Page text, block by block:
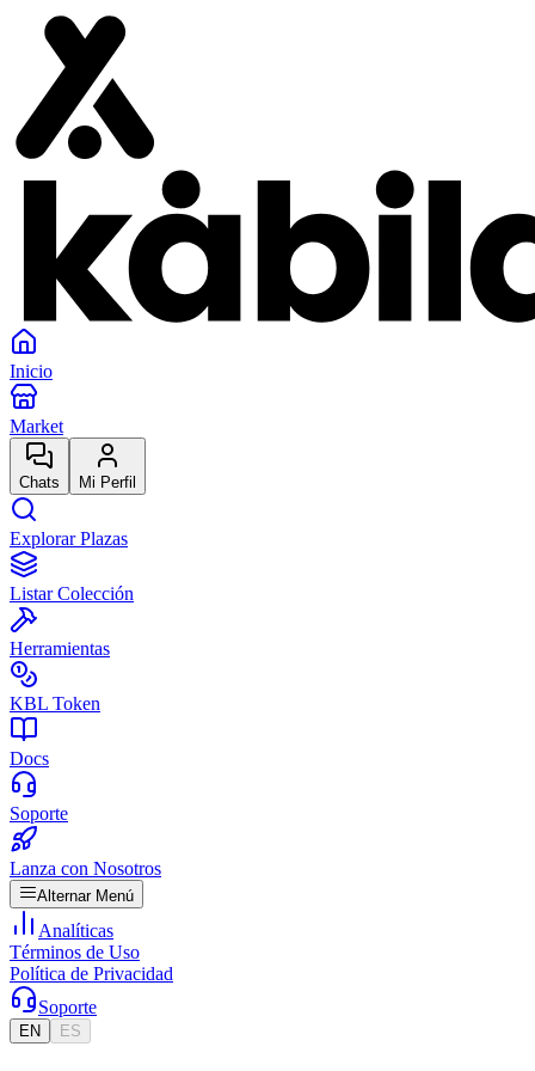
Inicio
Market
Chats Mi Perfil
Explorar Plazas
Listar Colección
Herramientas
KBL Token
Docs
Soporte
Lanza con Nosotros
Alternar Menú
Analíticas
Términos de Uso
Política de Privacidad
Soporte
EN ES